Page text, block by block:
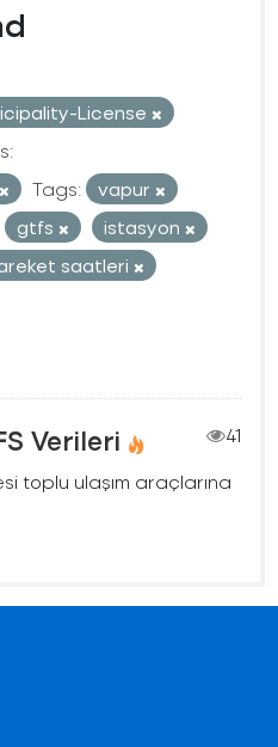
License
Tags:
vapur
gtfs
istasyon
saatleri
Verileri
41
toplu ulaşım araçlarına